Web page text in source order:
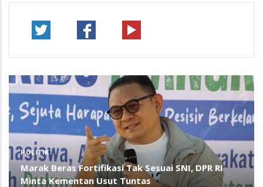
POLITIK
Marak Beras Fortifikasi Tak Sesuai SNI, DPR RI
Minta Kementan Usut Tuntas